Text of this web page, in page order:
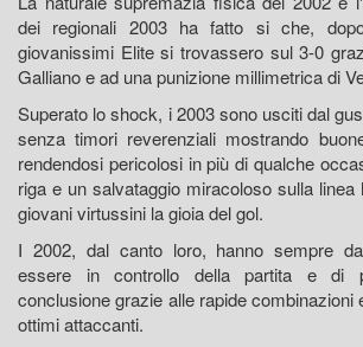
dei regionali 2003 ha fatto si che,
giovanissimi Elite si trovassero sul 3-0
Galliano e ad una punizione millimetrica di
Superato lo shock, i 2003 sono usciti dal
senza timori reverenziali mostrando
rendendosi pericolosi in più di qualche
riga e un salvataggio miracoloso sulla linea
giovani virtussini la gioia del gol.
I 2002, dal canto loro, hanno sempre
essere in controllo della partita e di
conclusione grazie alle rapide combinazioni
ottimi attaccanti.